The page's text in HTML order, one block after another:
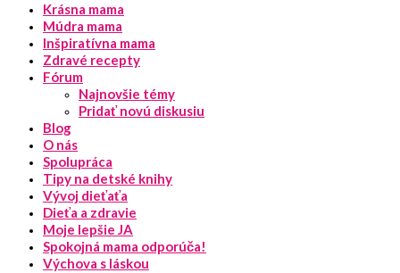
Krásna mama
Múdra mama
Inšpiratívna mama
Zdravé recepty
Fórum
Najnovšie témy
Pridať novú diskusiu
Blog
O nás
Spolupráca
Tipy na detské knihy
Vývoj dieťaťa
Dieťa a zdravie
Moje lepšie JA
Spokojná mama odporúča!
Výchova s láskou